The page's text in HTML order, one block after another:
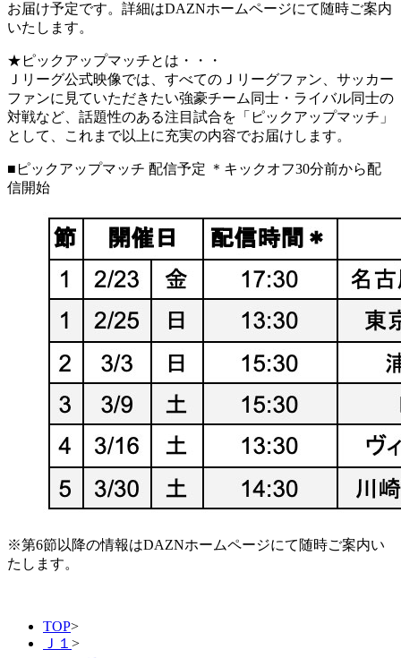
お届け予定です。詳細はDAZNホームページにて随時ご案内
いたします。
★ピックアップマッチとは・・・
Ｊリーグ公式映像では、すべてのＪリーグファン、サッカー
ファンに見ていただきたい強豪チーム同士・ライバル同士の
対戦など、話題性のある注目試合を「ピックアップマッチ」
として、これまで以上に充実の内容でお届けします。
■ピックアップマッチ 配信予定 ＊キックオフ30分前から配
信開始
※第6節以降の情報はDAZNホームページにて随時ご案内い
たします。
TOP>
Ｊ１ >